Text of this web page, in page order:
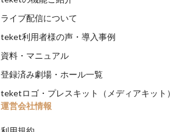
ライブ配信について
teket利用者様の声・導入事例
資料・マニュアル
登録済み劇場・ホール一覧
teketロゴ・プレスキット（メディアキット）
運営会社情報